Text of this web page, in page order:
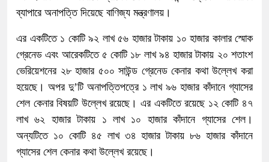
ব্যাপারে অনাপত্তি দিয়েছে বাণিজ্য মন্ত্রণালয়।
এর একটিতে ১ কোটি ৯২ লাখ ৫৬ হাজার টাকায় ১০ হাজার কালার স্মোক
গ্রেনেড এবং আরেকটিতে ৫ কোটি ১৮ লাখ ৯৪ হাজার টাকায় ২০ শতাংশ
ভেরিয়েশনের ২৮ হাজার ৫০০ সাউন্ড গ্রেনেড কেনার কথা উল্লেখ করা
হয়েছে। অপর দু’টি অনাপত্তিপত্রে ১ লাখ ৯৬ হাজার কাঁদানে গ্যাসের
শেল কেনার বিষয়টি উল্লেখ রয়েছে। এর একটিতে রয়েছে ১২ কোটি ৪৭
লাখ ৬২ হাজার টাকায় ১ লাখ ১০ হাজার কাঁদানে গ্যাসের শেল।
অন্যটিতে ১০ কোটি ৪৫ লাখ ৩৪ হাজার টাকায় ৮৬ হাজার কাঁদানে
গ্যাসের শেল কেনার কথা উল্লেখ রয়েছে।